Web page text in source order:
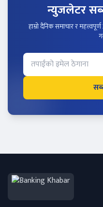
न्युजलेटर
हाम्रो दैनिक समाचार र